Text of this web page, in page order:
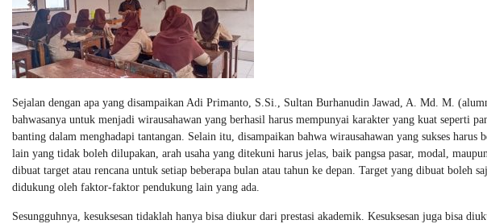
Sejalan dengan apa yang disampaikan Adi Primanto, S.Si., Sultan Burhanudin Jawad, A. Md. M.
bahwasanya untuk menjadi wirausahawan yang berhasil harus mempunyai karakter yang kuat seperti
banting dalam menghadapi tantangan. Selain itu, disampaikan bahwa wirausahawan yang sukses
lain yang tidak boleh dilupakan, arah usaha yang ditekuni harus jelas, baik pangsa pasar, modal,
dibuat target atau rencana untuk setiap beberapa bulan atau tahun ke depan. Target yang dibuat boleh
didukung oleh faktor-faktor pendukung lain yang ada.
Sesungguhnya, kesuksesan tidaklah hanya bisa diukur dari prestasi akademik. Kesuksesan juga bisa